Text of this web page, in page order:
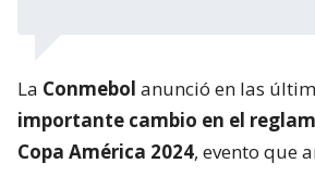
La Conmebol anunció en las
importante cambio en el
Copa América 2024, evento que